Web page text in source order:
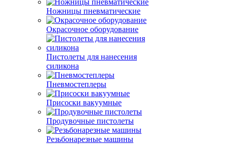
Ножницы пневматические
Окрасочное оборудование
Пистолеты для нанесения
силикона
Пневмостеплеры
Присоски вакуумные
Продувочные пистолеты
Резьбонарезные машины